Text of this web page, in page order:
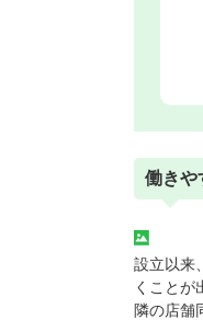
働きや
設立以来
くことが
隣の店舗